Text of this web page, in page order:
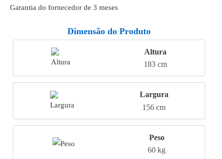
Garantia do fornecedor de 3 meses
Dimensão do Produto
Altura
183 cm
Largura
156 cm
Peso
60 kg